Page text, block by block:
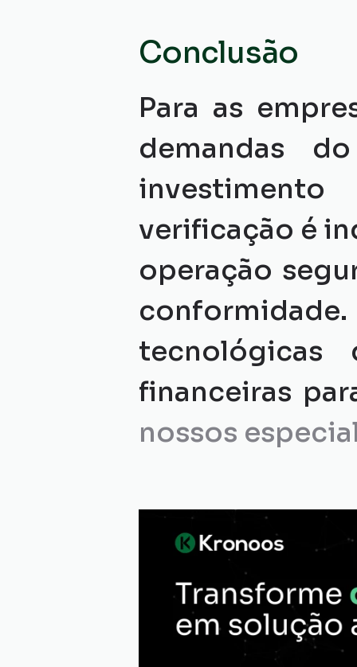
Conclusão
Para as
demandas
verificação é
operação
tecnológicas
financeiras
nossos